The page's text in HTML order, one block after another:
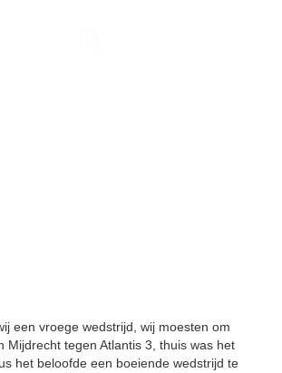
een vroege wedstrijd, wij moesten om
Mijdrecht tegen Atlantis 3, thuis was het
het beloofde een boeiende wedstrijd te